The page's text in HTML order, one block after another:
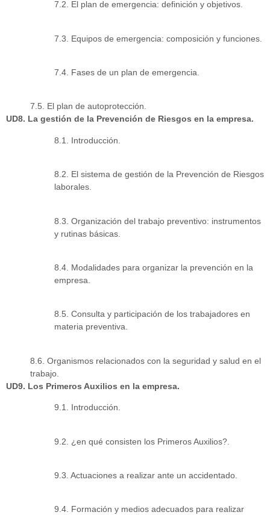
7.2. El plan de emergencia: definición y objetivos.
7.3. Equipos de emergencia: composición y funciones.
7.4. Fases de un plan de emergencia.
7.5. El plan de autoprotección.
UD8. La gestión de la Prevención de Riesgos en la empresa.
8.1. Introducción.
8.2. El sistema de gestión de la Prevención de Riesgos
laborales.
8.3. Organización del trabajo preventivo: instrumentos
y rutinas básicas.
8.4. Modalidades para organizar la prevención en la
empresa.
8.5. Consulta y participación de los trabajadores en
materia preventiva.
8.6. Organismos relacionados con la seguridad y salud en el
trabajo.
UD9. Los Primeros Auxilios en la empresa.
9.1. Introducción.
9.2. ¿en qué consisten los Primeros Auxilios?.
9.3. Actuaciones a realizar ante un accidentado.
9.4. Formación y medios adecuados para realizar